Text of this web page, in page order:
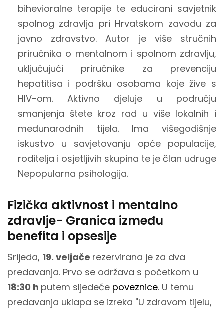
bihevioralne terapije te educirani savjetnik
spolnog zdravlja pri Hrvatskom zavodu za
javno zdravstvo. Autor je više stručnih
priručnika o mentalnom i spolnom zdravlju,
uključujući priručnike za prevenciju
hepatitisa i podršku osobama koje žive s
HIV-om. Aktivno djeluje u području
smanjenja štete kroz rad u više lokalnih i
međunarodnih tijela. Ima višegodišnje
iskustvo u savjetovanju opće populacije,
roditelja i osjetljivih skupina te je član udruge
Nepopularna psihologija.
Fizička aktivnost i mentalno
zdravlje- Granica između
benefita i opsesije
Srijeda, 19. veljače rezervirana je za dva
predavanja. Prvo se održava s početkom u
18:30 h putem sljedeće poveznice. U temu
predavanja uklapa se izreka "U zdravom tijelu,